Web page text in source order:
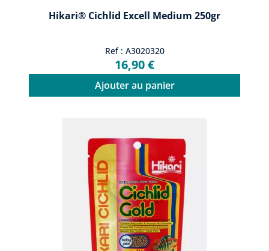
Hikari® Cichlid Excell Medium 250gr
Ref : A3020320
16,90 €
Ajouter au panier